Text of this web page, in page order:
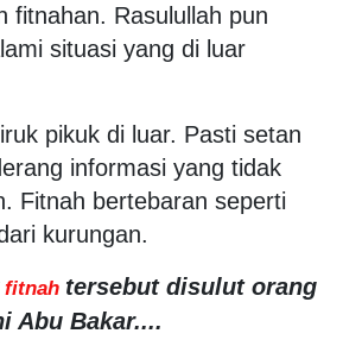
fitnahan. Rasulullah pun
situasi yang di luar
pikuk di luar. Pasti setan
informasi yang tidak
Fitnah bertebaran seperti
kurungan.
fitnah tersebut disulut orang
Abu Bakar....